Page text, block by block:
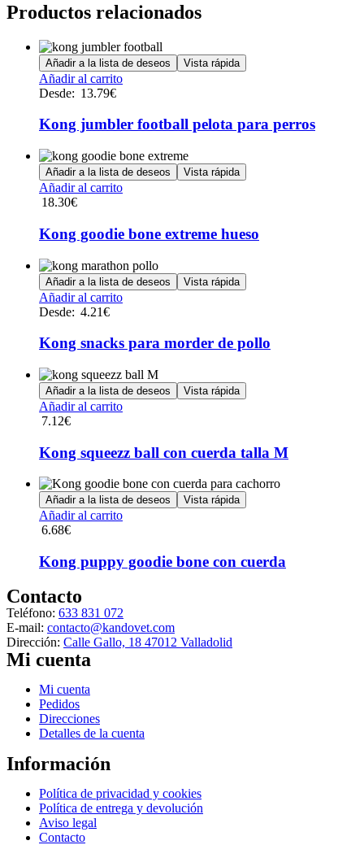
Productos relacionados
Añadir a la lista de deseos Vista rápida
Añadir al carritoEste
múltiples
Las
opciones
se
pueden
la
de
producto
Desde: 13.79€
Kong jumbler football pelota para perros
Añadir a la lista de deseos Vista rápida
Añadir al carrito
18.30€
Kong goodie bone extreme hueso
Añadir a la lista de deseos Vista rápida
Añadir al carritoEste
múltiples
variantes.
Las
opciones
se
pueden
la
de
producto
Desde: 4.21€
Kong snacks para morder de pollo
Añadir a la lista de deseos Vista rápida
Añadir al carrito
7.12€
Kong squeezz ball con cuerda talla M
Añadir a la lista de deseos Vista rápida
Añadir al carrito
6.68€
Kong puppy goodie bone con cuerda
Contacto
Teléfono: 633 831 072
E-mail: contacto@kandovet.com
Dirección: Calle Gallo, 18 47012 Valladolid
Mi cuenta
Menú
Mi cuenta
Pedidos
Direcciones
Detalles de la cuenta
Información
Menú
Política de privacidad y cookies
Política de entrega y devolución
Aviso legal
Contacto